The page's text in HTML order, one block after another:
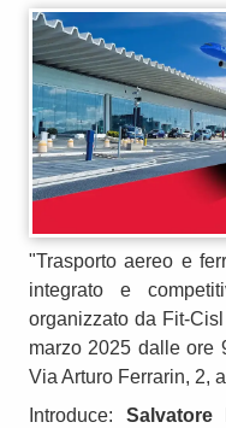
"Trasporto aereo e
integrato e
organizzato da Fit-
marzo 2025 dalle ore
Via Arturo Ferrarin, 2,
Introduce: Salvatore